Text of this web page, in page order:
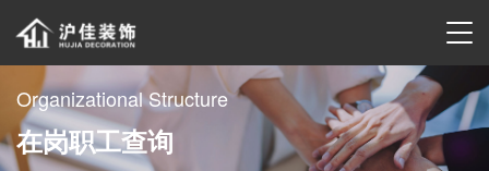
Organizational Structure
在岗职工查询